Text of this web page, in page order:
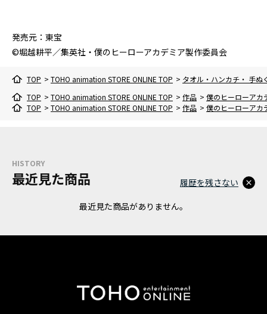
発売元：東宝
©堀越耕平／集英社・僕のヒーローアカデミア製作委員会
TOP > TOHO animation STORE ONLINE TOP > タオル・ハンカチ・ 手ぬ
TOP > TOHO animation STORE ONLINE TOP > 作品 > 僕のヒーローアカ
TOP > TOHO animation STORE ONLINE TOP > 作品 > 僕のヒーローアカ
HISTORY
最近見た商品
最近見た商品がありません。
履歴を残さない